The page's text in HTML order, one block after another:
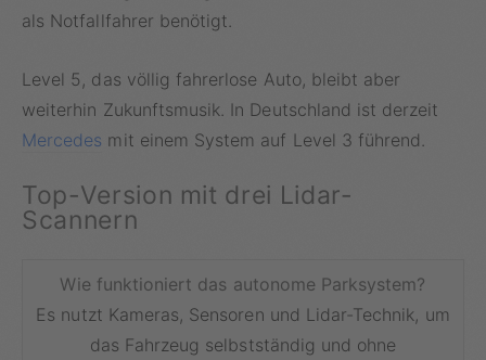
als Notfallfahrer benötigt.
Level 5, das völlig fahrerlose Auto, bleibt aber
weiterhin Zukunftsmusik. In Deutschland ist derzeit
Mercedes mit einem System auf Level 3 führend.
Top-Version mit drei Lidar-
Scannern
Wie funktioniert das autonome Parksystem?
Es nutzt Kameras, Sensoren und Lidar-Technik, um
das Fahrzeug selbstständig und ohne